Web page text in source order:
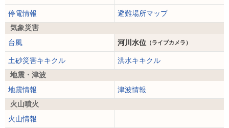
停電情報
避難場所マップ
気象災害
台風
河川水位 （ライブカメラ）
土砂災害キキクル
洪水キキクル
地震・津波
地震情報
津波情報
火山噴火
火山情報